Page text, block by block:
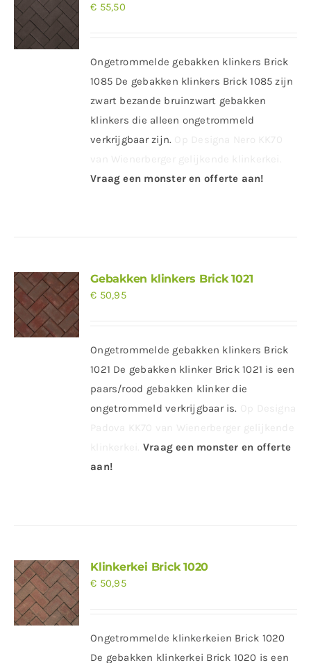
€ 55,50
Ongetrommelde gebakken klinkers Brick
1085 De gebakken klinkers Brick 1085 zijn
zwart bezande bruinzwart gebakken
klinkers die alleen ongetrommeld
verkrijgbaar zijn.
Vraag een monster en offerte aan!
Gebakken klinkers Brick 1021
€ 50,95
Ongetrommelde gebakken klinkers Brick
1021 De gebakken klinker Brick 1021 is een
paars/rood gebakken klinker die
ongetrommeld verkrijgbaar is.
Vraag een monster en offerte
aan!
Klinkerkei Brick 1020
€ 50,95
Ongetrommelde klinkerkeien Brick 1020
De gebakken klinkerkei Brick 1020 is een